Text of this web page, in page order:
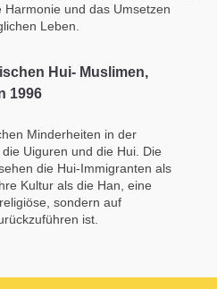
Harmonie und das Umsetzen
Leben.
Hui- Muslimen,
1996
Minderheiten in der
Uiguren und die Hui. Die
die Hui-Immigranten als
Kultur als die Han, eine
sondern auf
ist.